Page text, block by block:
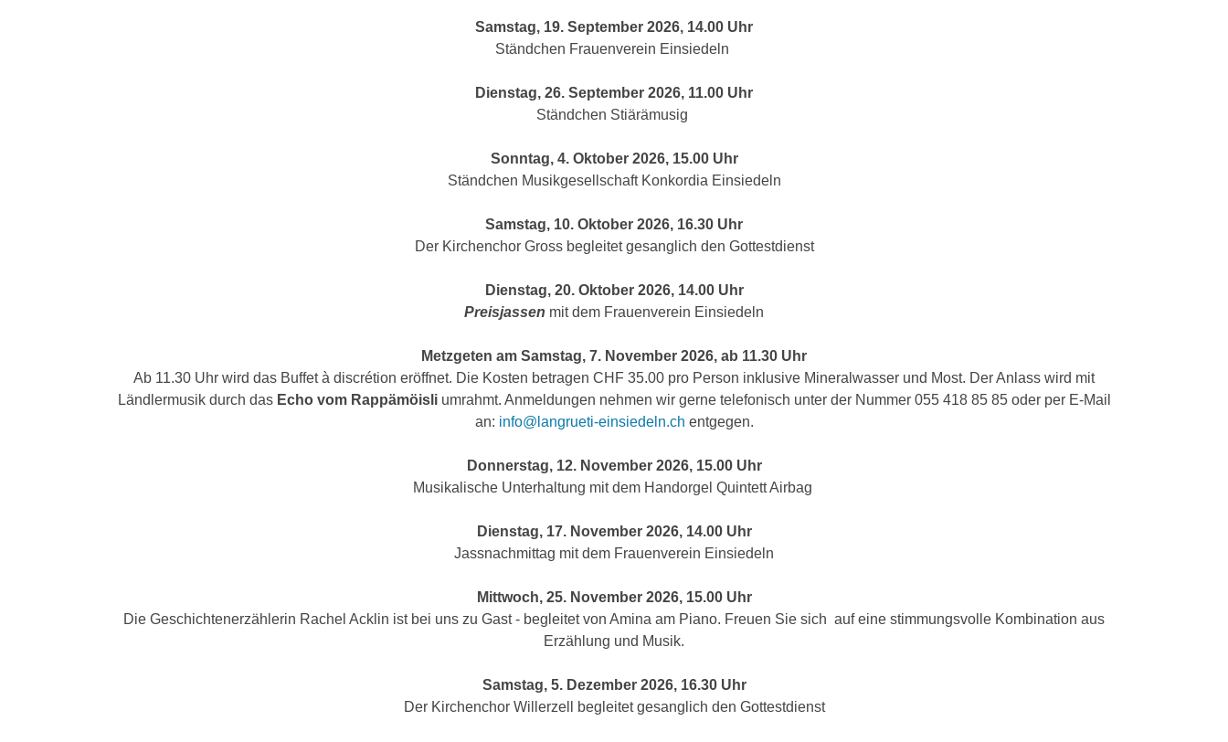
Samstag, 19. September 2026, 14.00 Uhr
Ständchen Frauenverein Einsiedeln
Dienstag, 26. September 2026, 11.00 Uhr
Ständchen Stiärämusig
Sonntag, 4. Oktober 2026, 15.00 Uhr
Ständchen Musikgesellschaft Konkordia Einsiedeln
Samstag, 10. Oktober 2026, 16.30 Uhr
Der Kirchenchor Gross begleitet gesanglich den Gottestdienst
Dienstag, 20. Oktober 2026, 14.00 Uhr
Preisjassen mit dem Frauenverein Einsiedeln
Metzgeten am Samstag, 7. November 2026, ab 11.30 Uhr
Ab 11.30 Uhr wird das Buffet à discrétion eröffnet. Die Kosten betragen CHF 35.00 pro Person inklusive Mineralwasser und Most. Der Anlass wird mit
Ländlermusik durch das Echo vom Rappämöisli umrahmt. Anmeldungen nehmen wir gerne telefonisch unter der Nummer 055 418 85 85 oder per E-Mail
an: info@langrueti-einsiedeln.ch entgegen.
Donnerstag, 12. November 2026, 15.00 Uhr
Musikalische Unterhaltung mit dem Handorgel Quintett Airbag
Dienstag, 17. November 2026, 14.00 Uhr
Jassnachmittag mit dem Frauenverein Einsiedeln
Mittwoch, 25. November 2026, 15.00 Uhr
Die Geschichtenerzählerin Rachel Acklin ist bei uns zu Gast - begleitet von Amina am Piano. Freuen Sie sich auf eine stimmungsvolle Kombination aus
Erzählung und Musik.
Samstag, 5. Dezember 2026, 16.30 Uhr
Der Kirchenchor Willerzell begleitet gesanglich den Gottestdienst